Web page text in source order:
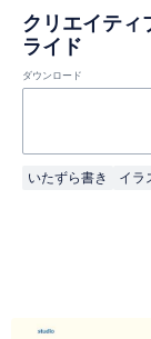
クリエイティ
ライド
ダウンロード
いたずら書き イラ